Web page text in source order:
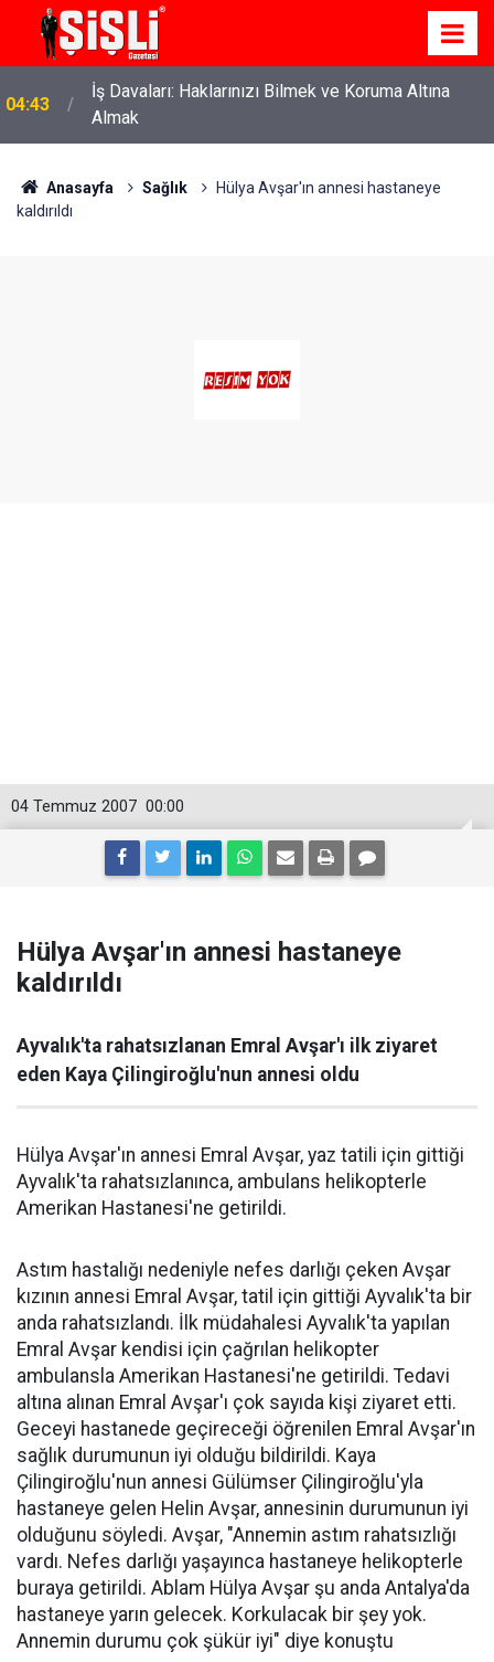
04:43
İş Davaları: Haklarınızı Bilmek ve Koruma Altına
Almak
Anasayfa Sağlık
Hülya Avşar'ın annesi hastaneye
kaldırıldı
00:00
04 Temmuz 2007
Hülya Avşar'ın annesi hastaneye
kaldırıldı
Ayvalık'ta rahatsızlanan Emral Avşar'ı ilk ziyaret
eden Kaya Çilingiroğlu'nun annesi oldu
Hülya Avşar'ın annesi Emral Avşar, yaz tatili için gittiği
Ayvalık'ta rahatsızlanınca, ambulans helikopterle
Amerikan Hastanesi'ne getirildi.
Astım hastalığı nedeniyle nefes darlığı çeken Avşar
kızının annesi Emral Avşar, tatil için gittiği Ayvalık'ta bir
anda rahatsızlandı. İlk müdahalesi Ayvalık'ta yapılan
Emral Avşar kendisi için çağrılan helikopter
ambulansla Amerikan Hastanesi'ne getirildi. Tedavi
altına alınan Emral Avşar'ı çok sayıda kişi ziyaret etti.
Geceyi hastanede geçireceği öğrenilen Emral Avşar'ın
sağlık durumunun iyi olduğu bildirildi. Kaya
Çilingiroğlu'nun annesi Gülümser Çilingiroğlu'yla
hastaneye gelen Helin Avşar, annesinin durumunun iyi
olduğunu söyledi. Avşar, "Annemin astım rahatsızlığı
vardı. Nefes darlığı yaşayınca hastaneye helikopterle
buraya getirildi. Ablam Hülya Avşar şu anda Antalya'da
hastaneye yarın gelecek. Korkulacak bir şey yok.
Annemin durumu çok şükür iyi" diye konuştu